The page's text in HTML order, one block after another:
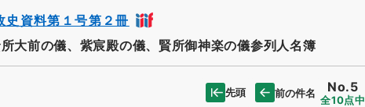
史資料第１号第２冊
大前の儀、紫宸殿の儀、賢所御神楽の儀参列人名簿
先頭 前の件名 No.5
全10点中